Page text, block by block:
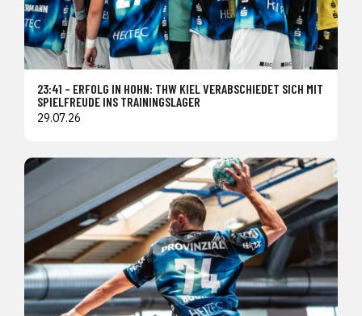
23:41 – ERFOLG IN HOHN: THW KIEL VERABSCHIEDET SICH MIT
SPIELFREUDE INS TRAININGSLAGER
29.07.26